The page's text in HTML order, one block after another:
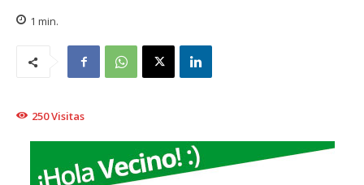
1 min.
250Visitas